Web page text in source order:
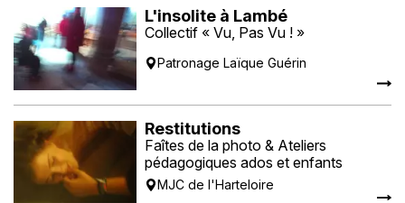
L'insolite à Lambé
Collectif « Vu, Pas Vu ! »
Patronage Laïque Guérin
Restitutions
Faîtes de la photo & Ateliers
pédagogiques ados et enfants
MJC de l'Harteloire